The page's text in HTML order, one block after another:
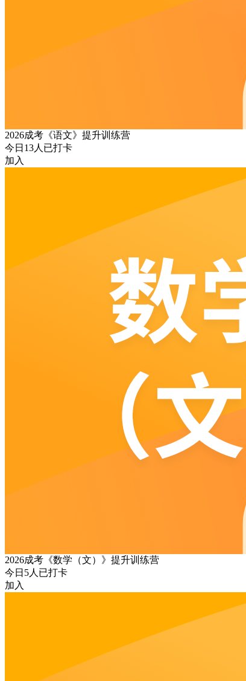
2026成考《语文》提升训练营
今日 13人已打卡
加入
2026成考《数学（文）》提升训练营
今日 5人已打卡
加入